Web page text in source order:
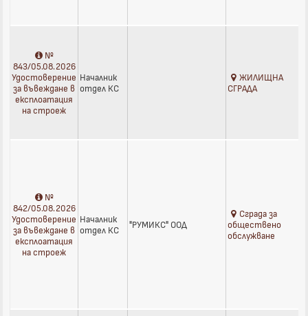
№
843/05.08.2026
Удостоверение
за въвеждане в
експлоатация
на строеж
Началник
отдел КС
ЖИЛИЩНА
СГРАДА
№
842/05.08.2026
Удостоверение
за въвеждане в
експлоатация
на строеж
Началник
отдел КС
"РУМИКС" ООД
Сграда за
обществено
обслужване